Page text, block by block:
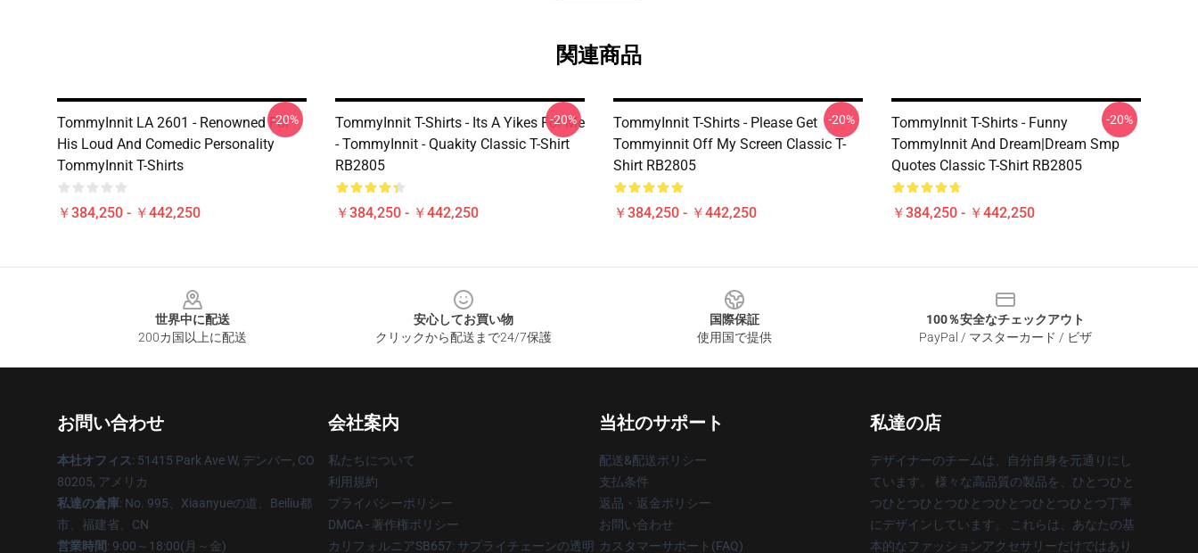
関連商品
TommyInnit LA 2601 - Renowned For
His Loud And Comedic Personality
TommyInnit T-Shirts
￥384,250 - ￥442,250
-20%
TommyInnit T-Shirts - Its A Yikes For Me
- TommyInnit - Quakity Classic T-Shirt
RB2805
￥384,250 - ￥442,250
-20%
TommyInnit T-Shirts - Please Get
Tommyinnit Off My Screen Classic T-
Shirt RB2805
￥384,250 - ￥442,250
-20%
TommyInnit T-Shirts - Funny
TommyInnit And Dream|dream Smp
Quotes Classic T-Shirt RB2805
￥384,250 - ￥442,250
-20%
世界中に配送
200カ国以上に配送
安心してお買い物
クリックから配送まで24/7保護
国際保証
使用国で提供
100％安全なチェックアウト
PayPal / マスターカード / ビザ
お問い合わせ
本社オフィス: 51415 Park Ave W, デンバー, CO
80205, アメリカ
私達の倉庫: No. 995、Xiaanyueの道、Beiliu都
市、福建省、CN
営業時間: 9:00～18:00(月～金)
会社案内
私たちについて
利用規約
プライバシーポリシー
DMCA - 著作権ポリシー
カリフォルニアSB657: サプライチェーンの透明
当社のサポート
配送&配送ポリシー
支払条件
返品・返金ポリシー
お問い合わせ
カスタマーサポート(FAQ)
私達の店
デザイナーのチームは、自分自身を元通りにし
ています。 様々な高品質の製品を、ひとつひと
つひとつひとつひとつひとつひとつひとつ丁寧
にデザインしています。 これらは、あなたの基
本的なファッションアクセサリーだけではあり